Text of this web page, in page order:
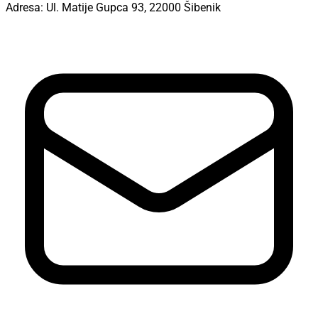
Adresa: Ul. Matije Gupca 93, 22000 Šibenik